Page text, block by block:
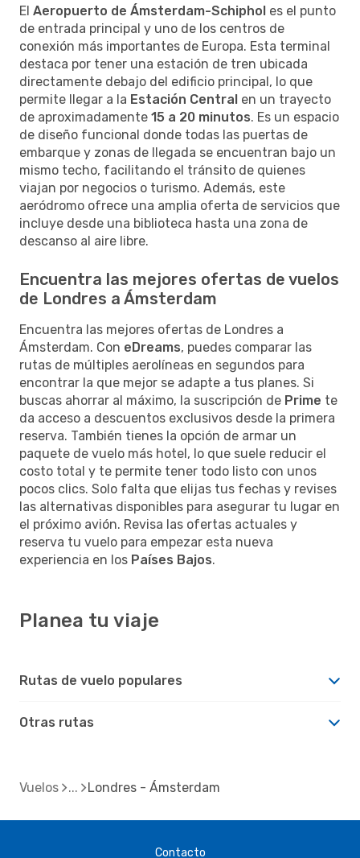
El Aeropuerto de Ámsterdam-Schiphol es el punto
de entrada principal y uno de los centros de
conexión más importantes de Europa. Esta terminal
destaca por tener una estación de tren ubicada
directamente debajo del edificio principal, lo que
permite llegar a la Estación Central en un trayecto
de aproximadamente 15 a 20 minutos. Es un espacio
de diseño funcional donde todas las puertas de
embarque y zonas de llegada se encuentran bajo un
mismo techo, facilitando el tránsito de quienes
viajan por negocios o turismo. Además, este
aeródromo ofrece una amplia oferta de servicios que
incluye desde una biblioteca hasta una zona de
descanso al aire libre.
Encuentra las mejores ofertas de vuelos
de Londres a Ámsterdam
Encuentra las mejores ofertas de Londres a
Ámsterdam. Con eDreams, puedes comparar las
rutas de múltiples aerolíneas en segundos para
encontrar la que mejor se adapte a tus planes. Si
buscas ahorrar al máximo, la suscripción de Prime te
da acceso a descuentos exclusivos desde la primera
reserva. También tienes la opción de armar un
paquete de vuelo más hotel, lo que suele reducir el
costo total y te permite tener todo listo con unos
pocos clics. Solo falta que elijas tus fechas y revises
las alternativas disponibles para asegurar tu lugar en
el próximo avión. Revisa las ofertas actuales y
reserva tu vuelo para empezar esta nueva
experiencia en los Países Bajos.
Planea tu viaje
Rutas de vuelo populares
Otras rutas
Vuelos Londres - Ámsterdam
Contacto